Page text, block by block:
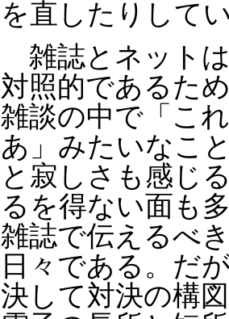
を直したりして
雑誌とネット
対照的であるた
雑談の中で「こ
あ」みたいなこ
と寂しさも感じ
るを得ない面も
雑誌で伝えるべ
日々である。だ
決して対決の構